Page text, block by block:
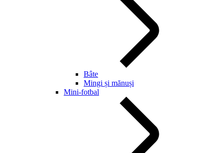
Bâte
Mingi și mănuși
Mini-fotbal